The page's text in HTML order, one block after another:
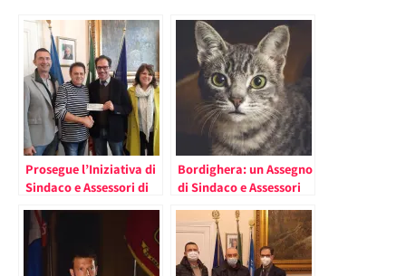
Prosegue l’Iniziativa di
Sindaco e Assessori di
Parte dello Stipendio
Bordighera: un Assegno
di Sindaco e Assessori
Bordigatti